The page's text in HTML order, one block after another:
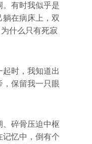
。有时我似乎是
在病床上，双
什么只有死寂
时，我知道出
保留我一只眼
碎骨压迫中枢
忆中，倒有个